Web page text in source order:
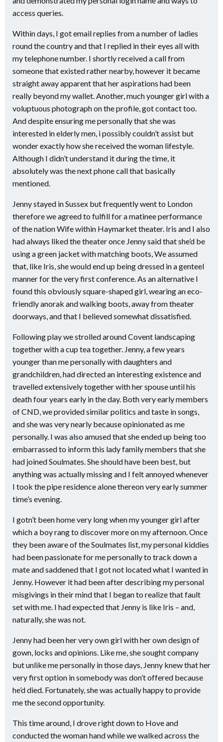
access queries.
Within days, I got email replies from a number of ladies
round the country and that I replied in their eyes all with
my telephone number. I shortly received a call from
someone that existed rather nearby, however it became
straight away apparent that her aspirations had been
really beyond my wallet. Another, much younger girl with a
voluptuous photograph on the profile, got contact too.
And despite ensuring me personally that she was
interested in elderly men, i possibly couldn’t assist but
wonder exactly how she received the woman lifestyle.
Although I didn’t understand it during the time, it
absolutely was the next phone call that basically
mentioned.
Jenny stayed in Sussex but frequently went to London
therefore we agreed to fulfill for a matinee performance
of the nation Wife within Haymarket theater. Iris and I also
had always liked the theater once Jenny said that she’d be
using a green jacket with matching boots, We assumed
that, like Iris, she would end up being dressed in a genteel
manner for the very first conference. As an alternative I
found this obviously square-shaped girl, wearing an eco-
friendly anorak and walking boots, away from theater
doorways, and that I believed somewhat dissatisfied.
Following play we strolled around Covent landscaping
together with a cup tea together. Jenny, a few years
younger than me personally with daughters and
grandchildren, had directed an interesting existence and
travelled extensively together with her spouse until his
death four years early in the day. Both very early members
of CND, we provided similar politics and taste in songs,
and she was very nearly because opinionated as me
personally. I was also amused that she ended up being too
embarrassed to inform this lady family members that she
had joined Soulmates. She should have been best, but
anything was actually missing and I felt annoyed whenever
I took the pipe residence alone thereon very early summer
time’s evening.
I gotn’t been home very long when my younger girl after
which a boy rang to discover more on my afternoon. Once
they been aware of the Soulmates list, my personal kiddies
had been passionate for me personally to track down a
mate and saddened that I got not located what I wanted in
Jenny. However it had been after describing my personal
misgivings in their mind that I began to realize that fault
set with me. I had expected that Jenny is like Iris – and,
naturally, she was not.
Jenny had been her very own girl with her own design of
gown, locks and opinions. Like me, she sought company
but unlike me personally in those days, Jenny knew that her
very first option in somebody was don’t offered because
he’d died. Fortunately, she was actually happy to provide
me the second opportunity.
This time around, I drove right down to Hove and
conducted the woman hand while we walked across the